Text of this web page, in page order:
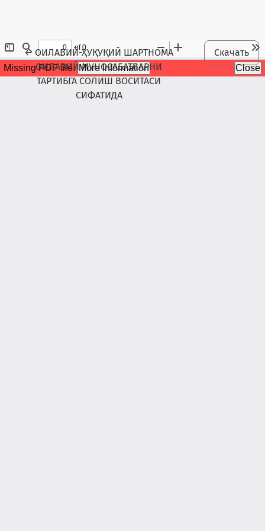
← Maqola tafsilotlariga qaytish
ОИЛАВИЙ-ҲУҚУҚИЙ ШАРТНОМА
ОИЛАВИЙ МУНОСАБАТЛАРНИ
ТАРТИБГА СОЛИШ ВОСИТАСИ
СИФАТИДА
Скачать